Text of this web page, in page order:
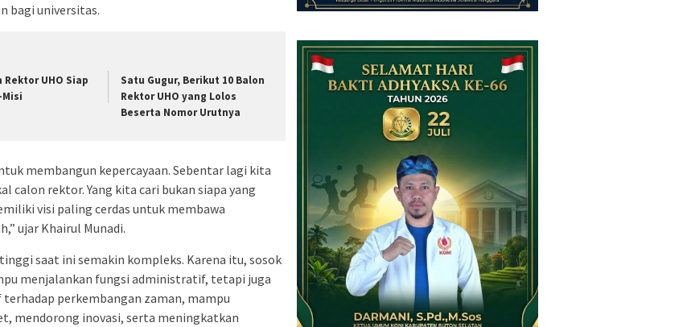
bagi universitas.
Rektor UHO Siap
Misi
Satu Gugur, Berikut 10 Balon
Rektor UHO yang Lolos
Beserta Nomor Urutnya
membangun kepercayaan. Sebentar lagi kita
calon rektor. Yang kita cari bukan siapa yang
visi paling cerdas untuk membawa
ujar Khairul Munadi.
saat ini semakin kompleks. Karena itu, sosok
menjalankan fungsi administratif, tetapi juga
perkembangan zaman, mampu
mendorong inovasi, serta meningkatkan